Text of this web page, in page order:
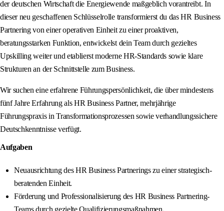
der deutschen Wirtschaft die Energiewende maßgeblich vorantreibt. In
dieser neu geschaffenen Schlüsselrolle transformierst du das HR Business
Partnering von einer operativen Einheit zu einer proaktiven,
beratungsstarken Funktion, entwickelst dein Team durch gezieltes
Upskilling weiter und etablierst moderne HR-Standards sowie klare
Strukturen an der Schnittstelle zum Business.
Wir suchen eine erfahrene Führungspersönlichkeit, die über mindestens
fünf Jahre Erfahrung als HR Business Partner, mehrjährige
Führungspraxis in Transformationsprozessen sowie verhandlungssichere
Deutschkenntnisse verfügt.
Aufgaben
Neuausrichtung des HR Business Partnerings zu einer strategisch-
beratenden Einheit.
Förderung und Professionalisierung des HR Business Partnering-